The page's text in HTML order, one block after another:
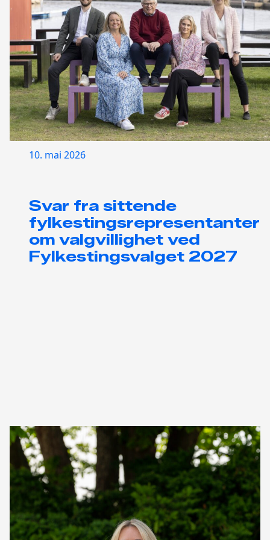
10. mai 2026
Svar fra sittende
fylkestingsrepresentanter
om valgvillighet ved
Fylkestingsvalget 2027